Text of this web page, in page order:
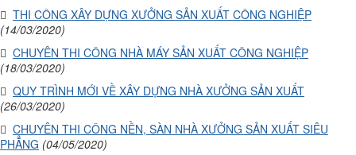
THI CÔNG XÂY DỰNG XƯỞNG SẢN XUẤT CÔNG NGHIỆP
(14/03/2020)
CHUYÊN THI CÔNG NHÀ MÁY SẢN XUẤT CÔNG NGHIỆP
(18/03/2020)
QUY TRÌNH MỚI VỀ XÂY DỰNG NHÀ XƯỞNG SẢN XUẤT
(26/03/2020)
CHUYÊN THI CÔNG NỀN, SÀN NHÀ XƯỞNG SẢN XUẤT SIÊU
PHẲNG (04/05/2020)